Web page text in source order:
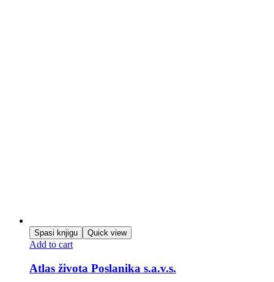
Spasi knjigu Quick view
Add to cart
Atlas života Poslanika s.a.v.s.